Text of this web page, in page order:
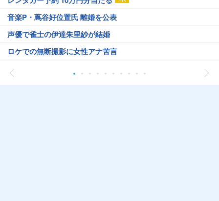
音楽P・蔦谷好位置氏 離婚を公表
声優で雀士の伊達朱里紗が結婚
ロケでの無断撮影に女性アナ苦言